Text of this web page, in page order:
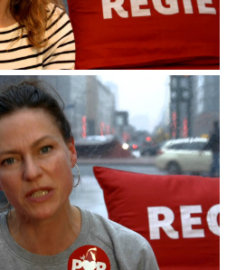
Domscheid-Berg